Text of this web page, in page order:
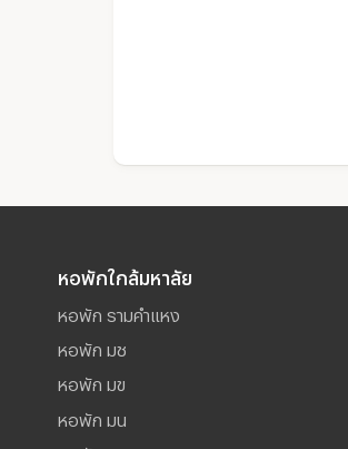
หอพักใกล้มหาลัย
หอพัก รามคำแหง
หอพัก มช
หอพัก มข
หอพัก มน